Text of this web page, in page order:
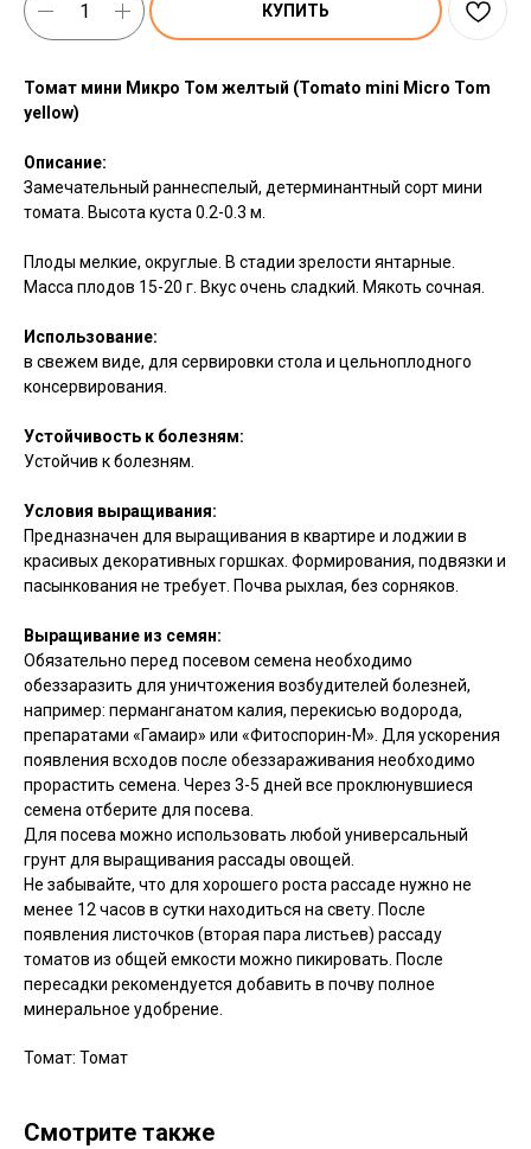
КУПИТЬ
Томат мини Микро Том желтый (Tomato mini Micro Tom
yellow)
Описание:
Замечательный раннеспелый, детерминантный сорт мини
томата. Высота куста 0.2-0.3 м.
Плоды мелкие, округлые. В стадии зрелости янтарные.
Масса плодов 15-20 г. Вкус очень сладкий. Мякоть сочная.
Использование:
в свежем виде, для сервировки стола и цельноплодного
консервирования.
Устойчивость к болезням:
Устойчив к болезням.
Условия выращивания:
Предназначен для выращивания в квартире и лоджии в
красивых декоративных горшках. Формирования, подвязки и
пасынкования не требует. Почва рыхлая, без сорняков.
Выращивание из семян:
Обязательно перед посевом семена необходимо
обеззаразить для уничтожения возбудителей болезней,
например: перманганатом калия, перекисью водорода,
препаратами «Гамаир» или «Фитоспорин-М». Для ускорения
появления всходов после обеззараживания необходимо
прорастить семена. Через 3-5 дней все проклюнувшиеся
семена отберите для посева.
Для посева можно использовать любой универсальный
грунт для выращивания рассады овощей.
Не забывайте, что для хорошего роста рассаде нужно не
менее 12 часов в сутки находиться на свету. После
появления листочков (вторая пара листьев) рассаду
томатов из общей емкости можно пикировать. После
пересадки рекомендуется добавить в почву полное
минеральное удобрение.
Томат: Томат
Смотрите также